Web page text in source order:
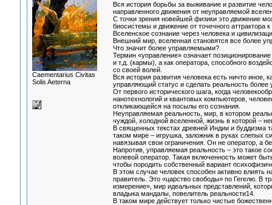
Сaementarius Civitas
Solis Aeterna
Вся история борьбы за выживание и развитие
направленного движения от неуправляемой
С точки зрения новейшей физики это движение
биосистемы и движение от точечного аттрактора
Вселенское сознание через человека и
Внешний мир, вселенная становятся все более
Что значит более управляемыми?
Термин «управление» означает
и т.д. (кармы), а как оператора, способного
со своей волей.
Вся история развития человека есть ничто иное,
управляющий статус и сделать реальность
От первого исторического шага, когда
нанотехнологий и квантовых компьютеров,
откликающейся на посылы его сознания.
Неуправляемая реальность, мир, в котором
чуждой, холодной вселенной, жизнь в которой –
В священных текстах древней Индии и буддизма
таком мире – игрушка, заложник в руках слепых
навязывая свои ограничения. Он не оператор, а
Напротив, управляемая реальность – это такое
волевой оператор. Такая включенность может
чтобы породить собственный вариант
В этом случае человек способен активно влиять
правитель. Это «царство свободы» по Гегелю. В
измерение», мир идеальных представлений,
владыка мандалы, повелитель реальности14.
В таком мире действует только чистые